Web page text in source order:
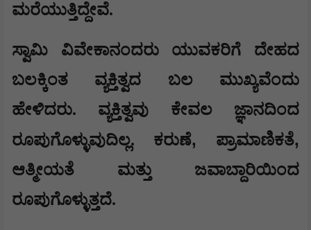
ಮರೆಯುತ್ತಿದ್ದೇವೆ.
ಸ್ವಾಮಿ ವಿವೇಕಾನಂದರು ಯುವಕರಿಗೆ ದೇಹದ
ಬಲಕ್ಕಿಂತ ವ್ಯಕ್ತಿತ್ವದ ಬಲ ಮುಖ್ಯವೆಂದು
ಹೇಳಿದರು. ವ್ಯಕ್ತಿತ್ವವು ಕೇವಲ ಜ್ಞಾನದಿಂದ
ರೂಪುಗೊಳ್ಳುವುದಿಲ್ಲ. ಕರುಣೆ, ಪ್ರಾಮಾಣಿಕತೆ,
ಆತ್ಮೀಯತೆ ಮತ್ತು ಜವಾಬ್ದಾರಿಯಿಂದ
ರೂಪುಗೊಳ್ಳುತ್ತದೆ.